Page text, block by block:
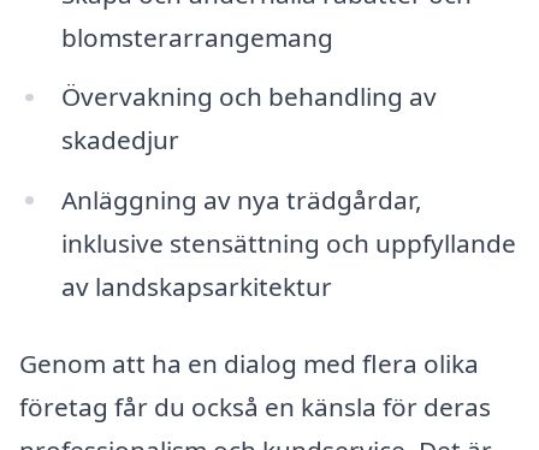
blomsterarrangemang
Övervakning och behandling av
skadedjur
Anläggning av nya trädgårdar,
inklusive stensättning och uppfyllande
av landskapsarkitektur
Genom att ha en dialog med flera olika
företag får du också en känsla för deras